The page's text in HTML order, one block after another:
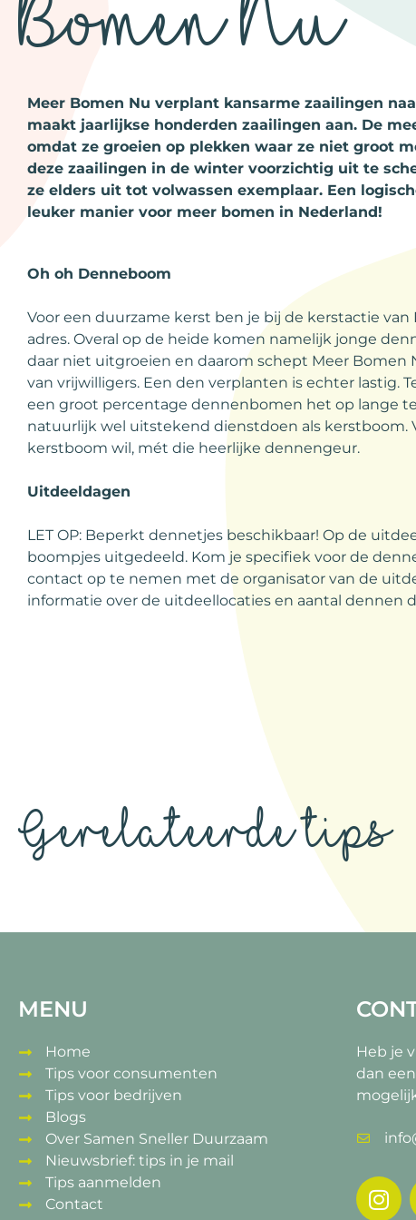
Bomen Nu
Meer Bomen Nu verplant kansarme zaailingen
maakt jaarlijkse honderden zaailingen aan. De
omdat ze groeien op plekken waar ze niet groot
deze zaailingen in de winter voorzichtig uit te
ze elders uit tot volwassen exemplaar. Een
leuker manier voor meer bomen in Nederland!
Oh oh Denneboom
Voor een duurzame kerst ben je bij de kerstactie
adres. Overal op de heide komen namelijk jonge
daar niet uitgroeien en daarom schept Meer
van vrijwilligers. Een den verplanten is echter lastig.
een groot percentage dennenbomen het op lange
natuurlijk wel uitstekend dienstdoen als kerstboom.
kerstboom wil, mét die heerlijke dennengeur.
Uitdeeldagen
LET OP: Beperkt dennetjes beschikbaar! Op de
boompjes uitgedeeld. Kom je specifiek voor de
contact op te nemen met de organisator van de
informatie over de uitdeellocaties en aantal dennen
Gerelateerde tips
MENU
Home
Tips voor consumenten
Tips voor bedrijven
Blogs
Over Samen Sneller Duurzaam
Nieuwsbrief: tips in je mail
Tips aanmelden
Contact
Heb je
dan